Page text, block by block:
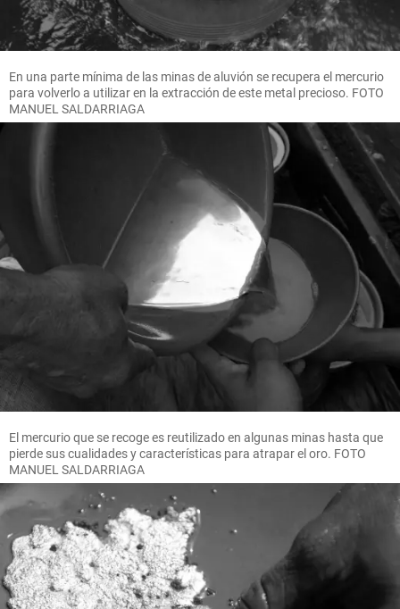
En una parte mínima de las minas de aluvión se recupera el mercurio
para volverlo a utilizar en la extracción de este metal precioso. FOTO
MANUEL SALDARRIAGA
El mercurio que se recoge es reutilizado en algunas minas hasta que
pierde sus cualidades y características para atrapar el oro. FOTO
MANUEL SALDARRIAGA